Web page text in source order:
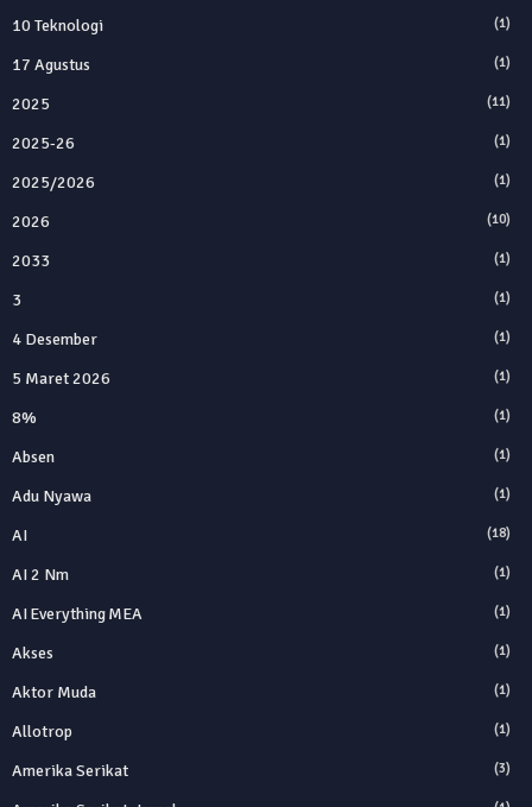
10 Teknologi (1)
17 Agustus (1)
2025 (11)
2025‑26 (1)
2025/2026 (1)
2026 (10)
2033 (1)
3 (1)
4 Desember (1)
5 Maret 2026 (1)
8% (1)
Absen (1)
Adu Nyawa (1)
AI (18)
AI 2 Nm (1)
AI Everything MEA (1)
Akses (1)
Aktor Muda (1)
Allotrop (1)
Amerika Serikat (3)